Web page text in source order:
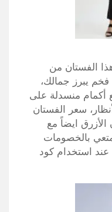
الفستان من
يبرز جمالك،
أكمام منسدلة على
سعر الفستان
الأزرق ايضاً مع
بالخصومات
عند استخدام كود